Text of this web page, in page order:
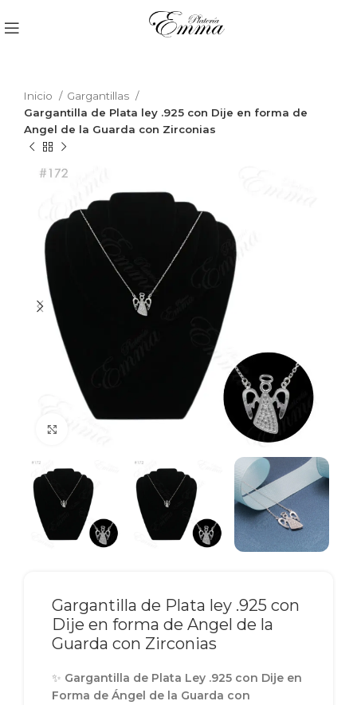
Inicio
Gargantillas
Gargantilla de Plata ley .925 con Dije en forma de
Angel de la Guarda con Zirconias
Gargantilla de Plata ley .925 con
Dije en forma de Angel de la
Guarda con Zirconias
✨ Gargantilla de Plata Ley .925 con Dije en
Forma de Ángel de la Guarda con